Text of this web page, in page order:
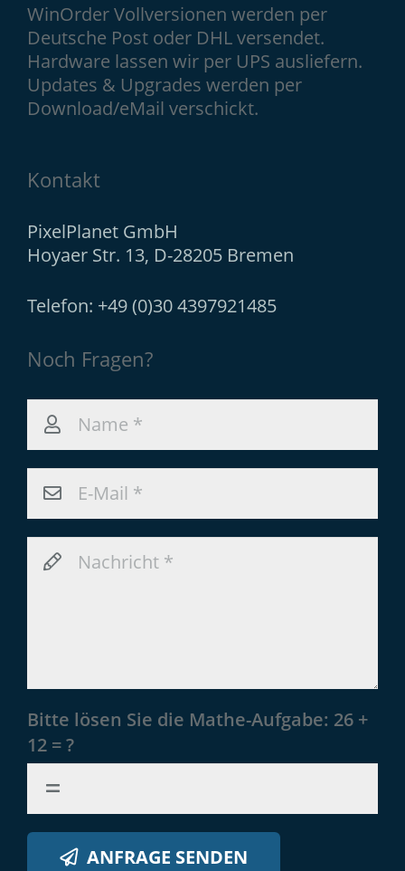
WinOrder Vollversionen werden per
Deutsche Post oder DHL versendet.
Hardware lassen wir per UPS ausliefern.
Updates & Upgrades werden per
Download/eMail verschickt.
Kontakt
PixelPlanet GmbH
Hoyaer Str. 13, D-28205 Bremen
Telefon: +49 (0)30 4397921485
Noch Fragen?
Bitte lösen Sie die Mathe-Aufgabe: 26 +
12 = ?
ANFRAGE SENDEN